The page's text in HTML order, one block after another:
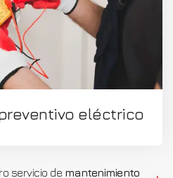
eléctrico
servicio de mantenimiento